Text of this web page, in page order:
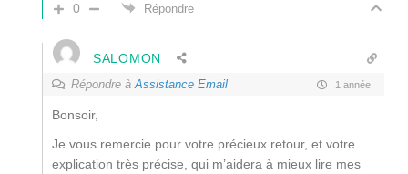
0 Répondre
SALOMON
Répondre àAssistance Email 1 année
Bonsoir,
Je vous remercie pour votre précieux retour, et votre
explication très précise, qui m’aidera à mieux lire mes